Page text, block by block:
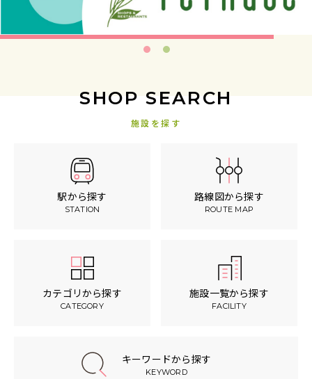
SHOP SEARCH
施設を探す
駅から探す
STATION
路線図から探す
ROUTE MAP
カテゴリから探す
CATEGORY
施設一覧から探す
FACILITY
キーワードから探す
KEYWORD